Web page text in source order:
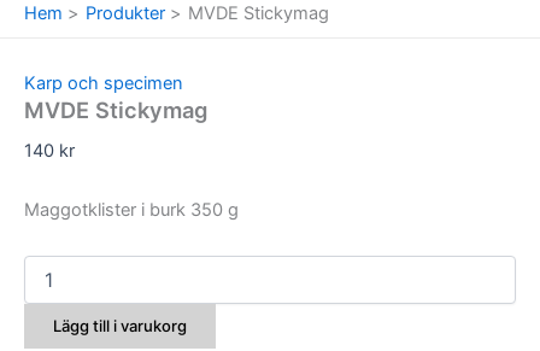
Hem Produkter MVDE Stickymag
Karp och specimen
MVDE Stickymag
140 kr
Maggotklister i burk 350 g
MVDE
Stickymag
Lägg till i varukorg